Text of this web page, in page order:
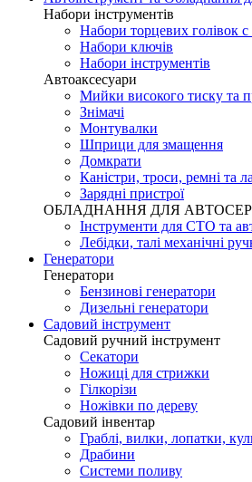
Набори інструментів
Набори торцевих голівок c
Набори ключів
Набори інструментів
Автоаксесуари
Мийки високого тиску та
Знімачі
Монтувалки
Шприци для змащення
Домкрати
Каністри, троси, ремні та
Зарядні пристрої
ОБЛАДНАННЯ ДЛЯ
Інструменти для СТО та
Лебідки, талі механічні
Генератори
Генератори
Бензинові генератори
Дизельні генератори
Садовий інструмент
Садовий ручний інструмент
Секатори
Ножиці для стрижки
Гілкорізи
Ножівки по дереву
Садовий інвентар
Граблі, вилки, лопатки,
Драбини
Системи поливу